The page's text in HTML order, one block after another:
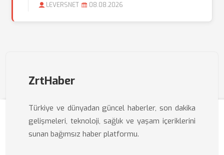
LEVERSNET 08.08.2026
ZrtHaber
Türkiye ve dünyadan güncel haberler, son dakika
gelişmeleri, teknoloji, sağlık ve yaşam içeriklerini
sunan bağımsız haber platformu.